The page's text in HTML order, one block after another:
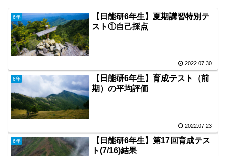
6年
【日能研6年生】夏期講習特別テ
スト①自己採点
2022.07.30
6年
【日能研6年生】育成テスト（前
期）の平均評価
2022.07.23
6年
【日能研6年生】第17回育成テス
ト(7/16)結果